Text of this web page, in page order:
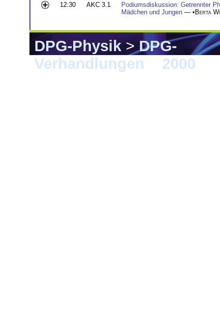
12:30 AKC 3.1
Podiumsdiskussion: Getrennter
Mädchen und Jungen — •Berta
DPG-Physik>DPG-
Verhandlungen
2000